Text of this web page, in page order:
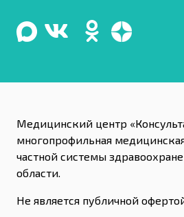
Медицинский центр
многопрофильная
частной системы
области.
Не является публичной